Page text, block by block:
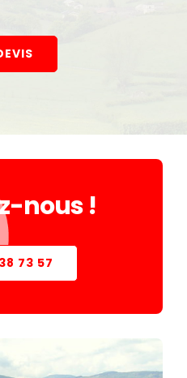
nous !
73 57